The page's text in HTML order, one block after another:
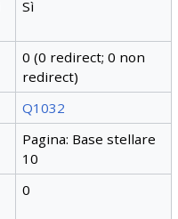
Sì
0 (0 redirect; 0 non
redirect)
Q1032
Pagina: Base stellare
10
0